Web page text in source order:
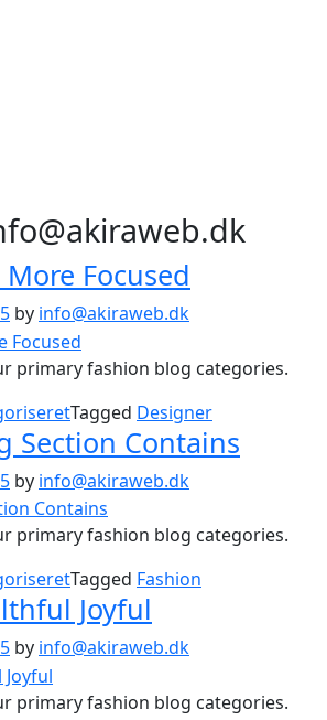
Focused
by info@akiraweb.dk
primary fashion blog categories.
Tagged Designer
Section Contains
by info@akiraweb.dk
primary fashion blog categories.
Tagged Fashion
Joyful
by info@akiraweb.dk
primary fashion blog categories.